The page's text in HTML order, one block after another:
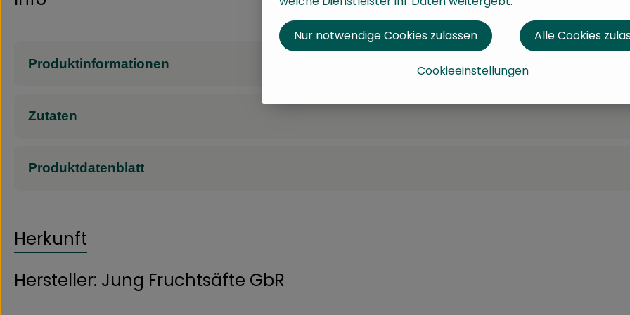
Produktinformationen
Zutaten
Produktdatenblatt
Herkunft
Hersteller: Jung Fruchtsäfte GbR
Cookieeinstellungen
Nur notwendige Cookies zulassen Alle Cookies